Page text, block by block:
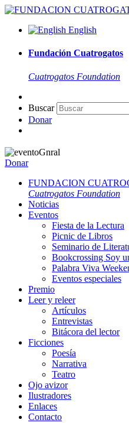
English
Fundación Cuatrogatos
Cuatrogatos Foundation
Buscar
Donar
Donar
FUNDACION
Cuatrogatos Foundation
Noticias
Eventos
Fiesta de la Lectura
Picnic de Libros
Seminario de
Bookcrossing Soy
Palabra Viva
Eventos especiales
Premio
Leer y releer
Artículos
Entrevistas
Bitácora del lector
Ficciones
Poesía
Narrativa
Teatro
Ojo avizor
Ilustradores
Enlaces
Contacto